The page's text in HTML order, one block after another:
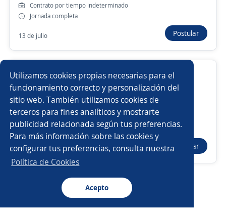
Utilizamos cookies propias necesarias para el
funcionamiento correcto y personalización del
sitio web. También utilizamos cookies de
terceros para fines analíticos y mostrarte
publicidad relacionada según tus preferencias.
Para más información sobre las cookies y
configurar tus preferencias, consulta nuestra
Política de Cookies
Acepto
Buscar Postulaciones Avisos Favoritos
Empleos similares
Ejecutivo/a comercial
Asesor/a comercial Ejecutivo de ventas
Supervisor/a de producción Maestranzas
Gerente de mantenimiento Asesor/a comercial freelance
Gerente comercial Chef Pintor/a
Operarios de producción
Analista de marketing Electricista
Buscar es más fácil en la app
CT App Abrir
Navegador
Contrato por tiempo indeterminado
Jornada completa
13 de julio Postular
Ejecutivo de cuentas
Jominet
La Plata, Buenos Aires
contrato a plazo fijo
Jornada reducida
Más de 30 días Postular